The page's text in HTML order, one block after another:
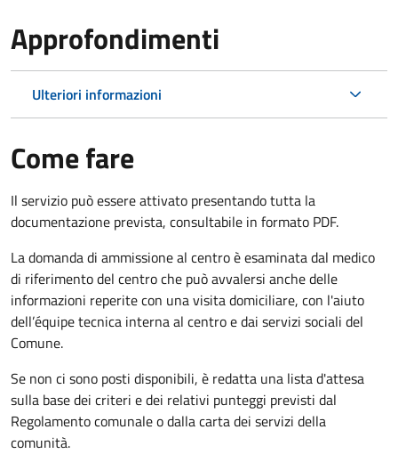
Approfondimenti
Ulteriori informazioni
Come fare
Il servizio può essere attivato presentando tutta la
documentazione prevista, consultabile in formato PDF.
La domanda di ammissione al centro è esaminata dal medico
di riferimento del centro che può avvalersi anche delle
informazioni reperite con una visita domiciliare, con l'aiuto
dell’équipe tecnica interna al centro e dai servizi sociali del
Comune.
Se non ci sono posti disponibili, è redatta una lista d'attesa
sulla base dei criteri e dei relativi punteggi previsti dal
Regolamento comunale o dalla carta dei servizi della
comunità.